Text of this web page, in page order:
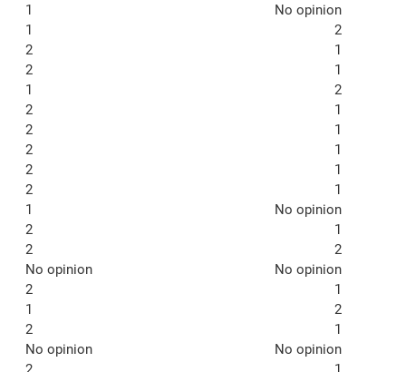
1
No opinion
1
2
2
1
2
1
1
2
2
1
2
1
2
1
2
1
2
1
1
No opinion
2
1
2
2
No opinion
No opinion
2
1
1
2
2
1
No opinion
No opinion